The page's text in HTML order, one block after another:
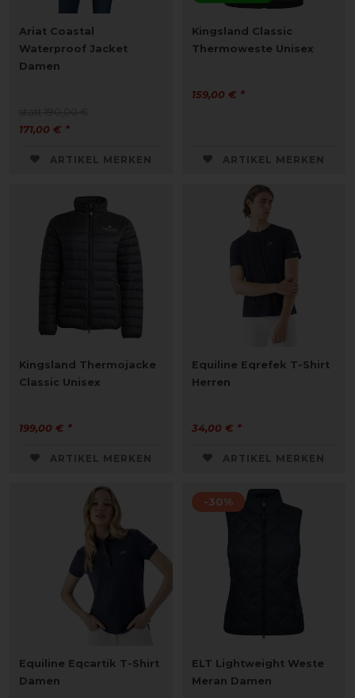
Ariat Coastal
Waterproof Jacket
Damen
171,00 € *
ARTIKEL MERKEN
Kingsland Classic
Thermoweste Unisex
159,00 € *
ARTIKEL MERKEN
Kingsland Thermojacke
Classic Unisex
199,00 € *
ARTIKEL MERKEN
Equiline Eqrefek T-Shirt
Herren
34,00 € *
ARTIKEL MERKEN
Equiline Eqcartik T-Shirt
Damen
-30%
ELT Lightweight Weste
Meran Damen